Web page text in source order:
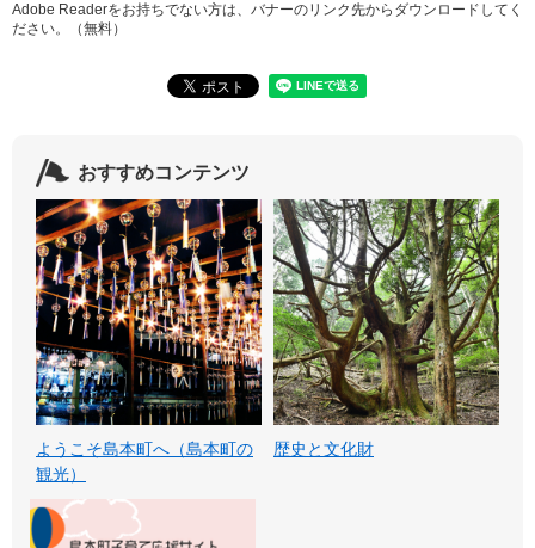
Adobe Readerをお持ちでない方は、バナーのリンク先からダウンロードしてく
ださい。（無料）
おすすめコンテンツ
ようこそ島本町へ（島本町の
観光）
歴史と文化財